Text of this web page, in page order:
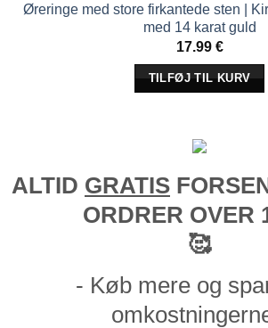
Øreringe med store firkantede sten |
med 14 karat guld
17.99 €
TILFØJ TIL KURV
ALTID GRATIS
ORDRER OVER
🥰
- Køb mere og